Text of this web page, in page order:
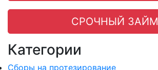
СРОЧНЫЙ ЗАЙМ
Категории
Сборы на протезирование